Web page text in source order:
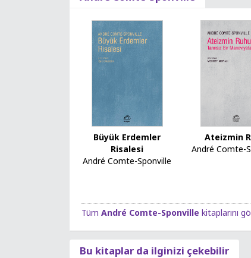
Büyük Erdemler
Risalesi
André Comte-Sponville
Ateizmin
André Comte-
Tüm André Comte-Sponville kitaplarını
Bu kitaplar da ilginizi çekebilir